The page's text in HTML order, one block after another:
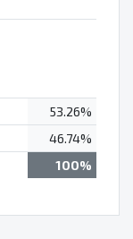
53.26%
46.74%
100%